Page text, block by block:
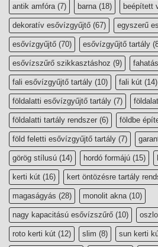
antik amfóra(7) barna(18) beépített
dekoratív esővízgyűjtő (67) egyszerű
esővízgyűjtő (70) esővízgyűjtő tartály
esővízszűrő szikkasztáshoz (9)
fali esővízgyűjtő tartály (10) fali kút (14)
földalatti esővízgyűjtő tartály (7)
földalatti tartály rendszer (6) földbe
föld feletti esővízgyűjtő tartály (7)
görög stílusú (14) hordó formájú (15)
kerti kút (16) kert öntözésre tartály
magaságyás (28) monolit akna(10)
nagy kapacitású esővízszűrő (10)
roto kerti kút (12) slim (8) sun kerti